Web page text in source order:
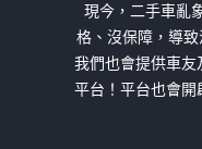
現今，二手車亂
格、沒保障，導
我們也會提供車友
平台！平台也會開